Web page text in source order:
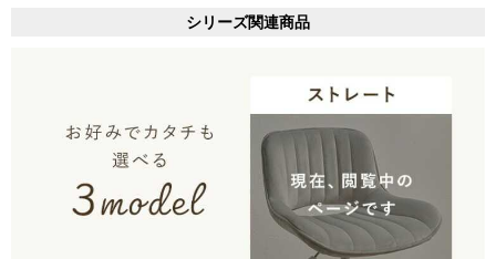
シリーズ関連商品